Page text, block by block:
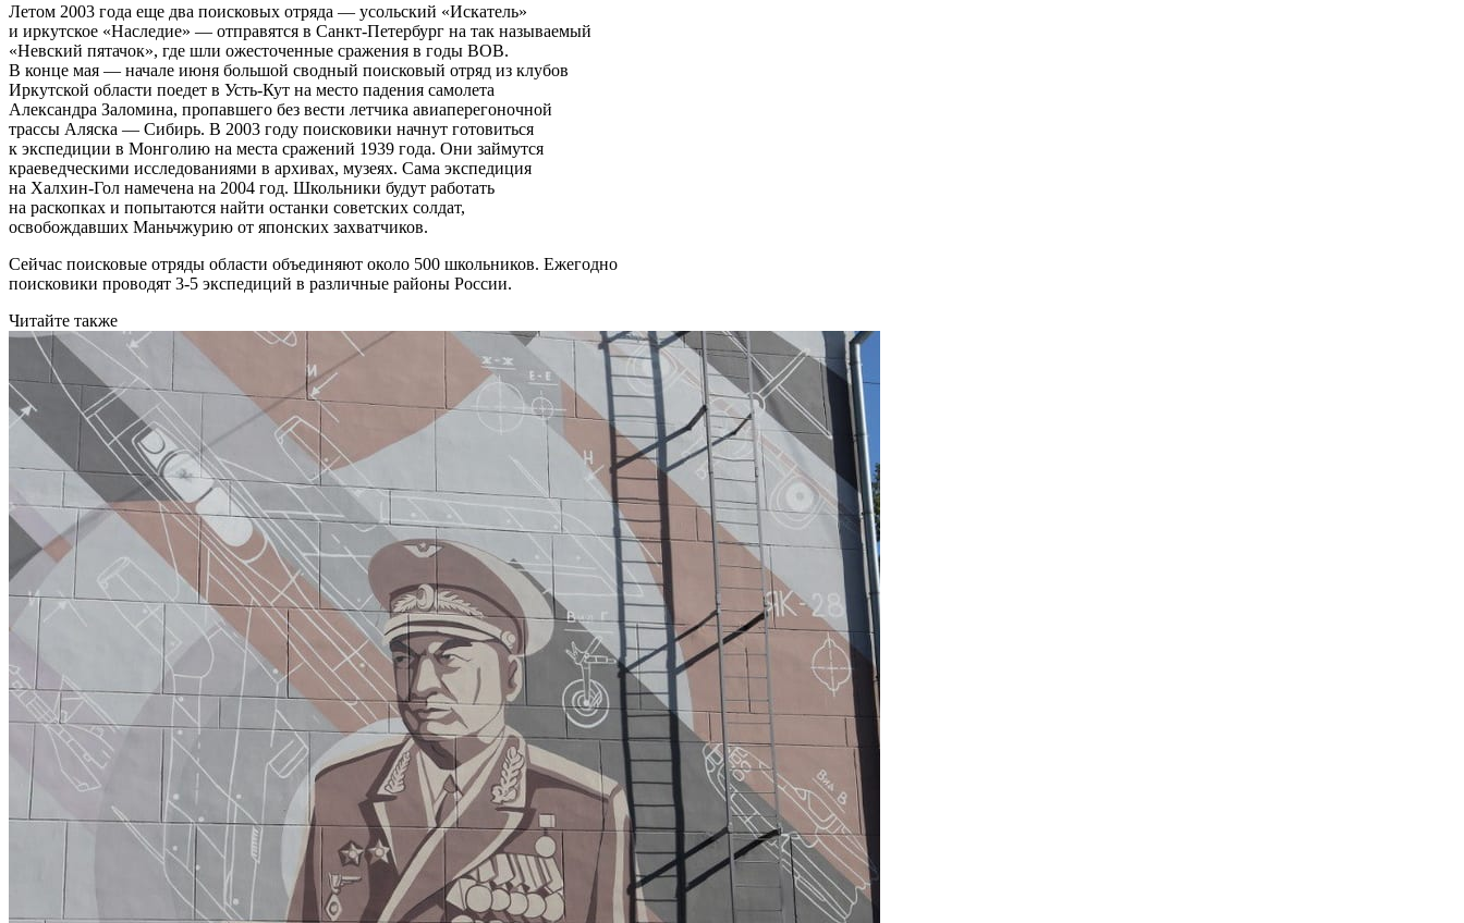
Летом 2003 года еще два поисковых отряда — усольский «Искатель»
и иркутское «Наследие» — отправятся в Санкт-Петербург на так называемый
«Невский пятачок», где шли ожесточенные сражения в годы ВОВ.
В конце мая — начале июня большой сводный поисковый отряд из клубов
Иркутской области поедет в Усть-Кут на место падения самолета
Александра Заломина, пропавшего без вести летчика авиаперегоночной
трассы Аляска — Сибирь. В 2003 году поисковики начнут готовиться
к экспедиции в Монголию на места сражений 1939 года. Они займутся
краеведческими исследованиями в архивах, музеях. Сама экспедиция
на Халхин-Гол намечена на 2004 год. Школьники будут работать
на раскопках и попытаются найти останки советских солдат,
освобождавших Маньчжурию от японских захватчиков.
Сейчас поисковые отряды области объединяют около 500 школьников. Ежегодно
поисковики проводят 3-5 экспедиций в различные районы России.
Читайте также